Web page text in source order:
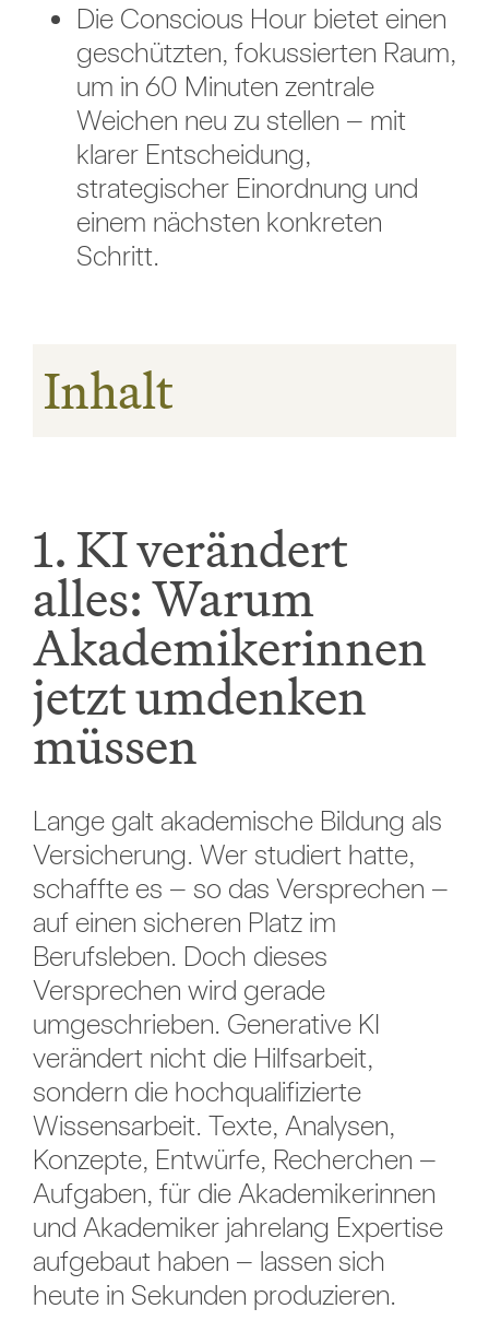
Die Conscious Hour bietet einen
geschützten, fokussierten Raum,
um in 60 Minuten zentrale
Weichen neu zu stellen – mit
klarer Entscheidung,
strategischer Einordnung und
einem nächsten konkreten
Schritt.
Inhalt
1. KI verändert
alles: Warum
Akademikerinnen
jetzt umdenken
müssen
Lange galt akademische Bildung als
Versicherung. Wer studiert hatte,
schaffte es – so das Versprechen –
auf einen sicheren Platz im
Berufsleben. Doch dieses
Versprechen wird gerade
umgeschrieben. Generative KI
verändert nicht die Hilfsarbeit,
sondern die hochqualifizierte
Wissensarbeit. Texte, Analysen,
Konzepte, Entwürfe, Recherchen –
Aufgaben, für die Akademikerinnen
und Akademiker jahrelang Expertise
aufgebaut haben – lassen sich
heute in Sekunden produzieren.